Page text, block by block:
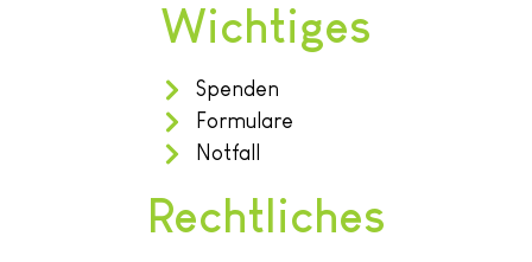
Wichtiges
Spenden
Formulare
Notfall
Rechtliches